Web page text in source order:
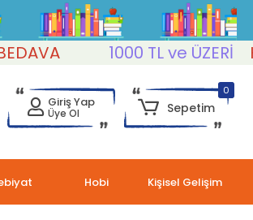
1000 TL ve ÜZERİ
Giriş Yap
Üye Ol
0
Sepetim
Hobi Kişisel Gelişim